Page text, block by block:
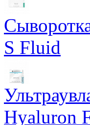
S Fluid
Hyaluron